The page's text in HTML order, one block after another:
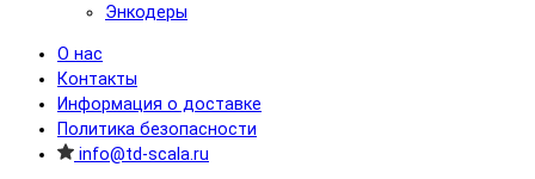
Энкодеры
О нас
Контакты
Информация о доставке
Политика безопасности
info@td-scala.ru